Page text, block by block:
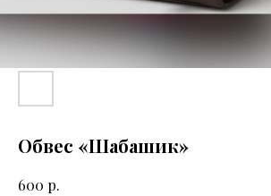
Обвес «Шабашик»
600 р.